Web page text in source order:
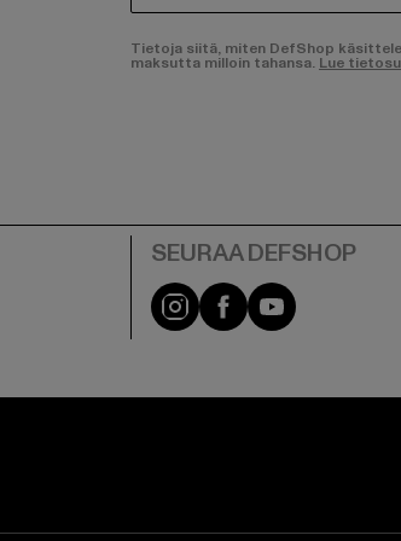
Tietoja siitä, miten DefShop
maksutta milloin tahansa. Lue
Visit our Instagram
Visit ourVisit our